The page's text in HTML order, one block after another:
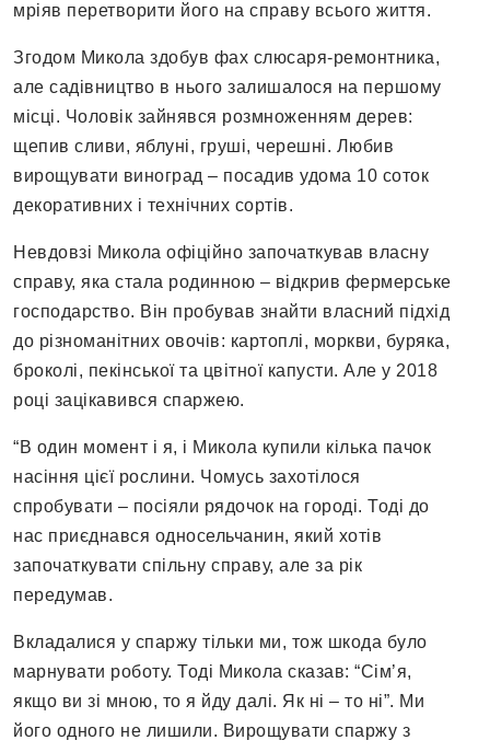
мріяв перетворити його на справу всього життя.
Згодом Микола здобув фах слюсаря-ремонтника,
але садівництво в нього залишалося на першому
місці. Чоловік зайнявся розмноженням дерев:
щепив сливи, яблуні, груші, черешні. Любив
вирощувати виноград – посадив удома 10 соток
декоративних і технічних сортів.
Невдовзі Микола офіційно започаткував власну
справу, яка стала родинною – відкрив фермерське
господарство. Він пробував знайти власний підхід
до різноманітних овочів: картоплі, моркви, буряка,
броколі, пекінської та цвітної капусти. Але у 2018
році зацікавився спаржею.
“В один момент і я, і Микола купили кілька пачок
насіння цієї рослини. Чомусь захотілося
спробувати – посіяли рядочок на городі. Тоді до
нас приєднався односельчанин, який хотів
започаткувати спільну справу, але за рік
передумав.
Вкладалися у спаржу тільки ми, тож шкода було
марнувати роботу. Тоді Микола сказав: “Сім’я,
якщо ви зі мною, то я йду далі. Як ні – то ні”. Ми
його одного не лишили. Вирощувати спаржу з